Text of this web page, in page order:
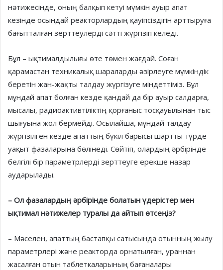
нәтижесінде, оның балқып кетуі мүмкін ауыр апат
кезінде осындай реакторлардың қауіпсіздігін арт­тыруға
бағытталған зерттеу­лерді сәтті жүргізіп келеді.
Бұл – ықтималдылығы өте төмен жағдай. Соған
қарамастан техни­ка­лық шараларды әзірлеуге мүм­­кіндік
беретін жан-жақты тал­дау жүргізуге міндеттіміз. Бұл
мұндай апат болған кезде қандай да бір ауыр салдарға,
мысалы, радиоактивтіліктің қорғаныс тосқауылынан тыс
шығуына жол бермейді. Осылайша, мұндай талдау
жүргізілген кезде апаттың бүкіл барысы шартты түрде
уақыт фазаларына бөлінеді. Сөйтіп, олардың әрбірінде
белгілі бір параметрлерді зерттеуге ерекше назар
аударылады.
– Ол фазалардың әрбірінде болатын үдерістер мен
ықти­мал нәтижелер туралы да айтып өтсеңіз?
– Мәселен, апаттың бастап­қы саты­сында отынның жылу
пара­метрлері және реакторда орнатылған, ураннан
жасалған отын таблеткаларының баға­на­ла­ры